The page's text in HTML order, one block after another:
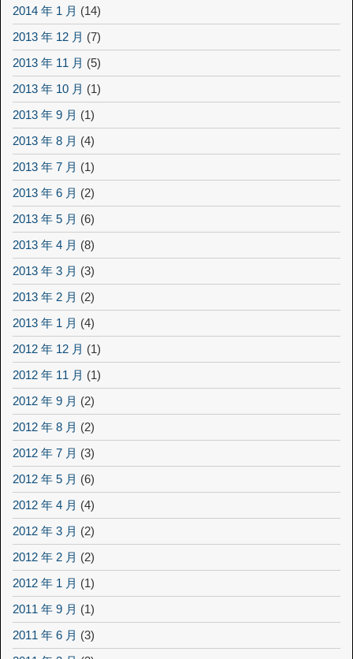
2014 年 1 月 (14)
2013 年 12 月 (7)
2013 年 11 月 (5)
2013 年 10 月 (1)
2013 年 9 月 (1)
2013 年 8 月 (4)
2013 年 7 月 (1)
2013 年 6 月 (2)
2013 年 5 月 (6)
2013 年 4 月 (8)
2013 年 3 月 (3)
2013 年 2 月 (2)
2013 年 1 月 (4)
2012 年 12 月 (1)
2012 年 11 月 (1)
2012 年 9 月 (2)
2012 年 8 月 (2)
2012 年 7 月 (3)
2012 年 5 月 (6)
2012 年 4 月 (4)
2012 年 3 月 (2)
2012 年 2 月 (2)
2012 年 1 月 (1)
2011 年 9 月 (1)
2011 年 6 月 (3)